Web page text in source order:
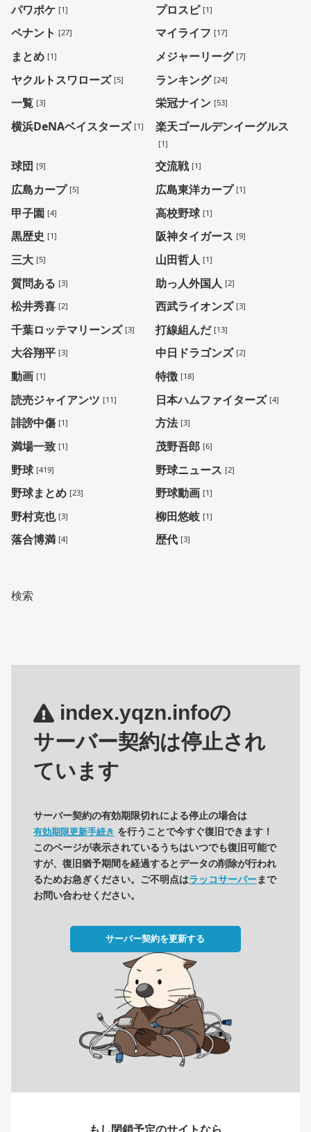
パワポケ [1] プロスピ [1]
ペナント [27] マイライフ [17]
まとめ [1] メジャーリーグ [7]
ヤクルトスワローズ [5] ランキング [24]
一覧 [3] 栄冠ナイン [53]
横浜DeNAベイスターズ [1] 楽天ゴールデンイーグルス
[1]
球団 [9] 交流戦 [1]
広島カープ [5] 広島東洋カープ [1]
甲子園 [4] 高校野球 [1]
黒歴史 [1] 阪神タイガース [9]
三大 [5] 山田哲人 [1]
質問ある [3] 助っ人外国人 [2]
松井秀喜 [2] 西武ライオンズ [3]
千葉ロッテマリーンズ [3] 打線組んだ [13]
大谷翔平 [3] 中日ドラゴンズ [2]
動画 [1] 特徴 [18]
読売ジャイアンツ [11] 日本ハムファイターズ [4]
誹謗中傷 [1] 方法 [3]
満場一致 [1] 茂野吾郎 [6]
野球 [419] 野球ニュース [2]
野球まとめ [23] 野球動画 [1]
野村克也 [3] 柳田悠岐 [1]
落合博満 [4] 歴代 [3]
検索